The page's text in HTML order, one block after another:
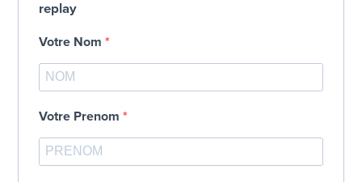
replay
Votre Nom
Votre Prenom